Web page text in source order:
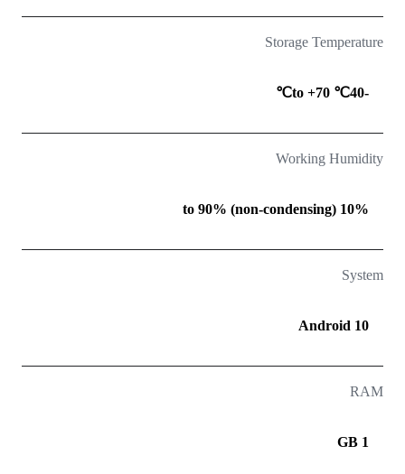
Storage Temperature
-40℃ to +70℃
Working Humidity
10% to 90% (non-condensing)
System
Android 10
RAM
1 GB